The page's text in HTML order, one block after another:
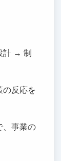
計 → 制
反応を
、事業の